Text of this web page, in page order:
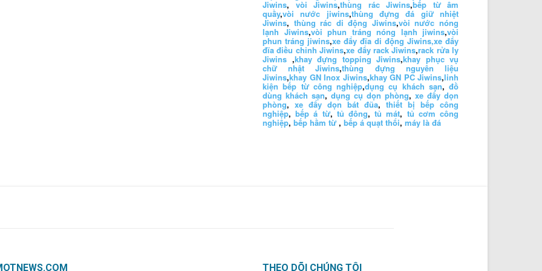
Jiwins, vòi Jiwins,thùng rác Jiwins,bếp từ âm
quầy,vòi nước jiwins,thùng đựng đá giữ nhiệt
Jiwins, thùng rác di động Jiwins,vòi nước nóng
lạnh Jiwins,vòi phun tráng nóng lạnh jiwins,vòi
phun tráng jiwins,xe đẩy đĩa di động Jiwins,xe đẩy
đĩa điều chỉnh Jiwins,xe đẩy rack Jiwins,rack rửa ly
Jiwins ,khay đựng topping Jiwins,khay phục vụ
chữ nhật Jiwins,thùng đựng nguyên liệu
Jiwins,khay GN Inox Jiwins,khay GN PC Jiwins,linh
kiện bếp từ công nghiệp,dụng cụ khách sạn, đồ
dùng khách sạn, dụng cụ dọn phòng, xe đẩy dọn
phòng, xe đẩy dọn bát đũa, thiết bị bếp công
nghiệp,bếp á từ, tủ đông,tủ mát, tủ cơm công
nghiệp, bếp hầm từ , bếp á quạt thổi, máy là đá
THEO DÕI CHÚNG TÔI